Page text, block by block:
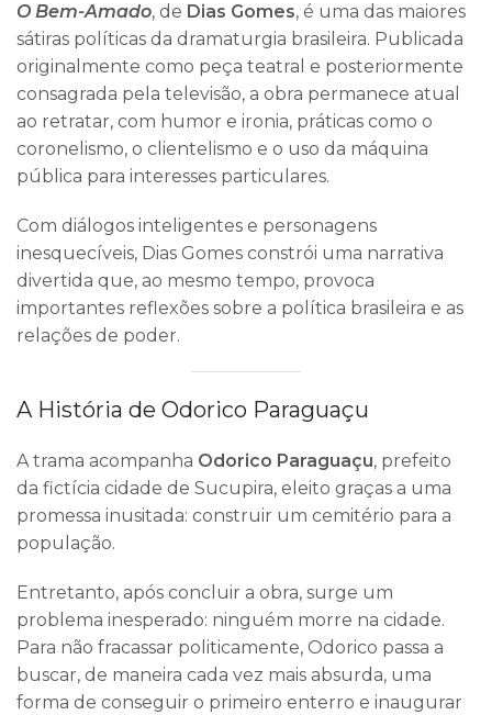
O Bem-Amado, de Dias Gomes, é uma das maiores
sátiras políticas da dramaturgia brasileira. Publicada
originalmente como peça teatral e posteriormente
consagrada pela televisão, a obra permanece atual
ao retratar, com humor e ironia, práticas como o
coronelismo, o clientelismo e o uso da máquina
pública para interesses particulares.
Com diálogos inteligentes e personagens
inesquecíveis, Dias Gomes constrói uma narrativa
divertida que, ao mesmo tempo, provoca
importantes reflexões sobre a política brasileira e as
relações de poder.
A História de Odorico Paraguaçu
A trama acompanha Odorico Paraguaçu, prefeito
da fictícia cidade de Sucupira, eleito graças a uma
promessa inusitada: construir um cemitério para a
população.
Entretanto, após concluir a obra, surge um
problema inesperado: ninguém morre na cidade.
Para não fracassar politicamente, Odorico passa a
buscar, de maneira cada vez mais absurda, uma
forma de conseguir o primeiro enterro e inaugurar